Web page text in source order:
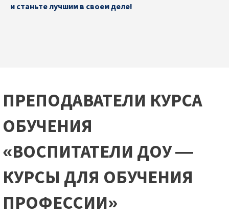
и станьте лучшим в своем деле!
ПРЕПОДАВАТЕЛИ КУРСА
ОБУЧЕНИЯ
«ВОСПИТАТЕЛИ ДОУ —
КУРСЫ ДЛЯ ОБУЧЕНИЯ
ПРОФЕССИИ»